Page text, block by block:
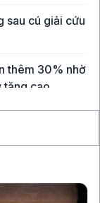
sau cú giải cứu
thêm 30% nhờ
tăng cao